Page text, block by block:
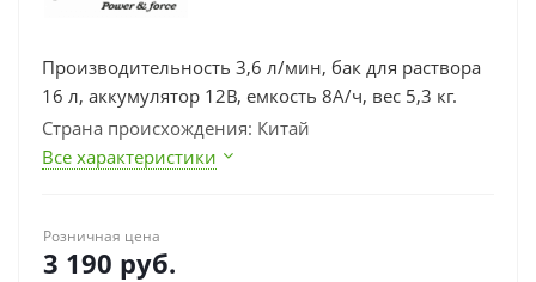
Производительность 3,6 л/мин, бак для раствора
16 л, аккумулятор 12В, емкость 8А/ч, вес 5,3 кг.
Страна происхождения: Китай
Все характеристики
Розничная цена
3 190 руб.